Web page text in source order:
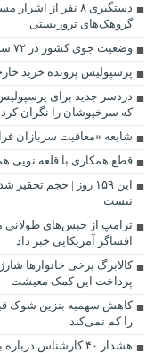
دستگیری ۸ نفر از
گروهک‌های تروریستی
وضعیت جوی کشور در ۷۲ ساعت آینده
پرسپولیس پرونده خرید
دردسر جدید برای پرسپولیس
که سرخپوشان را نگران
شایعه «معافیت سربازان
قطع همکاری با قلعه نویی
این ۱۵۹ روز | حجم
نیست
ترامپ از حبس‌های طولانی
افشاگر آمریکایی خبر داد
کالابرگ برخی خانوارها
پرداخت این کمک معیشت
کاهش سهمیه بنزین شوک
را کم نمی‌کند
هشدار ۴۰ کارشناس درباره باز شدن تنگه هرمز